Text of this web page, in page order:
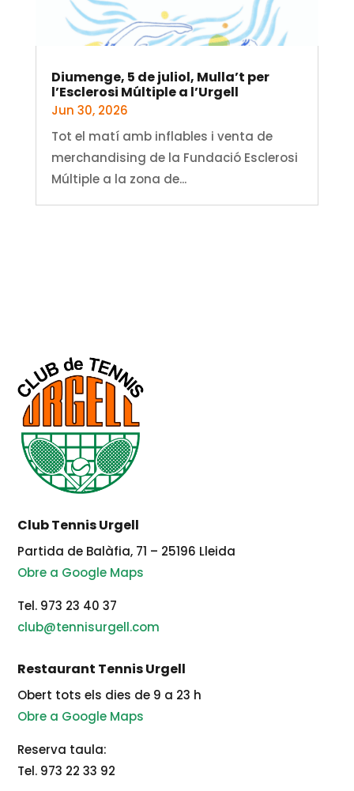
Diumenge, 5 de juliol, Mulla’t per
l’Esclerosi Múltiple a l’Urgell
Jun 30, 2026
Tot el matí amb inflables i venta de
merchandising de la Fundació Esclerosi
Múltiple a la zona de...
Club Tennis Urgell
Partida de Balàfia, 71 – 25196 Lleida
Obre a Google Maps
Tel. 973 23 40 37
club@tennisurgell.com
Restaurant Tennis Urgell
Obert tots els dies de 9 a 23 h
Obre a Google Maps
Reserva taula:
Tel. 973 22 33 92